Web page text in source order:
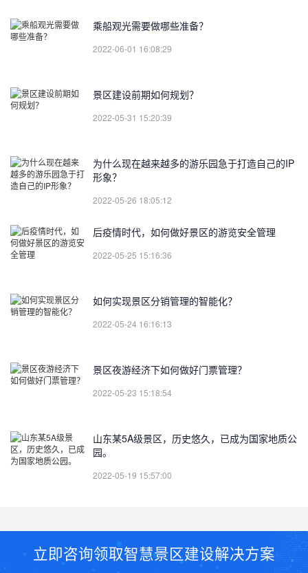
乘船观光需要做哪些准备？
2022-06-01 16:08:29
景区建设前期如何规划？
2022-05-31 15:20:39
为什么现在越来越多的游乐园急于打造自己的IP
形象？
2022-05-26 18:05:12
后疫情时代，如何做好景区的游览安全管理
2022-05-25 15:16:36
如何实现景区分销管理的智能化？
2022-05-24 16:16:13
景区夜游经济下如何做好门票管理？
2022-05-23 15:18:54
山东某5A级景区，历史悠久，已成为国家地质公
园。
2022-05-19 15:57:00
立即咨询领取智慧景区建设解决方案